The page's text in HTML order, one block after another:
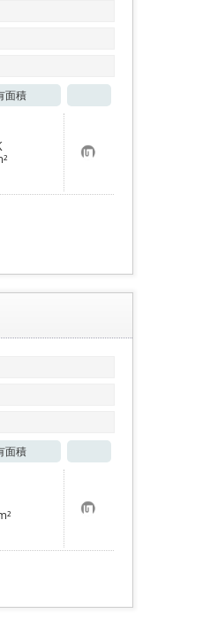
面積
お
気
に
入
面積
お
気
に
入